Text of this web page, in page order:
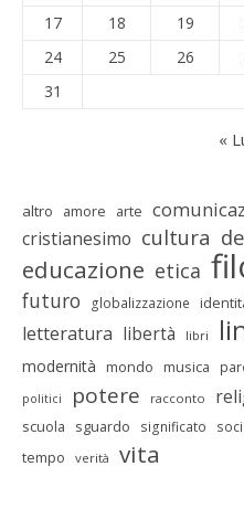
17
18 19
24
25 26
31
«
altro amore arte
cristianesimo cultura
educazione etica
futuro globalizzazione
letteratura libertà libri
modernità mondo musica
politici potere racconto
scuola sguardo significato
tempo verità vita